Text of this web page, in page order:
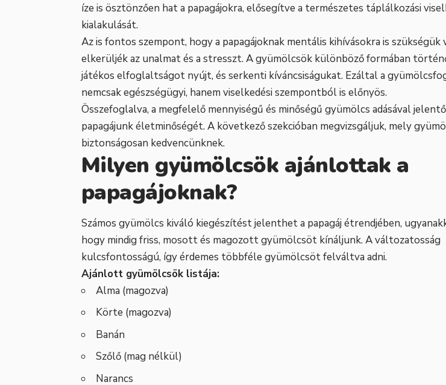
íze is ösztönzően hat a papagájokra, elősegítve a természetes táplálkozási
kialakulását.
Az is fontos szempont, hogy a papagájoknak mentális kihívásokra is szükségük
elkerüljék az unalmat és a stresszt. A gyümölcsök különböző formában
játékos elfoglaltságot nyújt, és serkenti kíváncsiságukat. Ezáltal a
nemcsak egészségügyi, hanem viselkedési szempontból is előnyös.
Összefoglalva, a megfelelő mennyiségű és minőségű gyümölcs adásával
papagájunk életminőségét. A következő szekcióban megvizsgáljuk, mely
biztonságosan kedvencünknek.
Milyen gyümölcsök ajánlottak a
papagájoknak?
Számos gyümölcs kiváló kiegészítést jelenthet a papagáj étrendjében,
hogy mindig friss, mosott és magozott gyümölcsöt kínáljunk. A változatosság
kulcsfontosságú, így érdemes többféle gyümölcsöt felváltva adni.
Ajánlott gyümölcsök listája:
Alma (magozva)
Körte (magozva)
Banán
Szőlő (mag nélkül)
Narancs